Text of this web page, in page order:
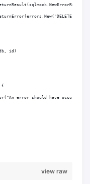
id)
{
error should have occurred.")
view raw